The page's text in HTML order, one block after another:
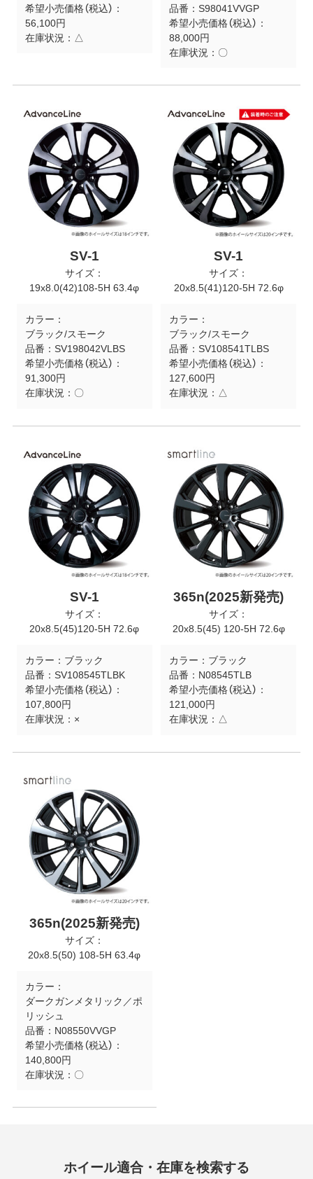
希望小売価格（税込）：
56,100円
在庫状況： △
品番： S98041VVGP
希望小売価格（税込）：
88,000円
在庫状況： 〇
SV-1
サイズ：
19x8.0(42)108-5H 63.4φ
カラー：
ブラック/スモーク
品番： SV198042VLBS
希望小売価格（税込）：
91,300円
在庫状況： 〇
SV-1
サイズ：
20x8.5(41)120-5H 72.6φ
カラー：
ブラック/スモーク
品番： SV108541TLBS
希望小売価格（税込）：
127,600円
在庫状況： △
SV-1
サイズ：
20x8.5(45)120-5H 72.6φ
カラー： ブラック
品番： SV108545TLBK
希望小売価格（税込）：
107,800円
在庫状況： ×
365n(2025新発売)
サイズ：
20x8.5(45) 120-5H 72.6φ
カラー： ブラック
品番： N08545TLB
希望小売価格（税込）：
121,000円
在庫状況： △
365n(2025新発売)
サイズ：
20x8.5(50) 108-5H 63.4φ
カラー：
ダークガンメタリック／ポ
リッシュ
品番： N08550VVGP
希望小売価格（税込）：
140,800円
在庫状況： 〇
ホイール適合・在庫を検索する